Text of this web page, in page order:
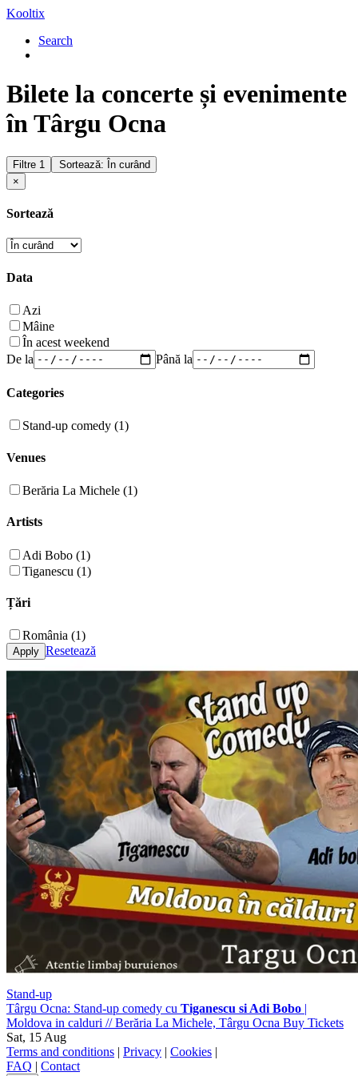
Kooltix
Search
Bilete la concerte și evenimente
în Târgu Ocna
Filtre 1
Sortează: În curând
×
Sortează
Data
Azi
Mâine
În acest weekend
De la
Până la
Categories
Stand-up comedy (1)
Venues
Berăria La Michele (1)
Artists
Adi Bobo (1)
Tiganescu (1)
Țări
România (1)
Resetează
Stand-up
Târgu Ocna: Stand-up comedy cu Tiganescu si Adi Bobo |
Moldova in calduri //Berăria La Michele, Târgu Ocna Buy Tickets
Sat, 15 Aug
Terms and conditions | Privacy | Cookies |
FAQ | Contact